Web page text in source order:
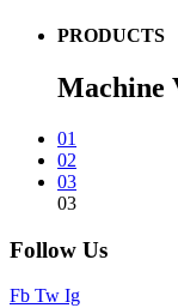
PRODUCTS
Machine
01
02
03
03
Follow Us
Fb Tw Ig